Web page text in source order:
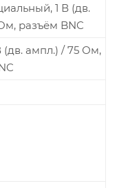
1 В (дв.
разъём BNC
(дв. ампл.) / 75 Ом,